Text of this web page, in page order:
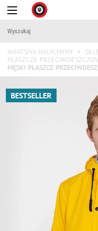
AVIATSIYA HALYCHYNY
PŁASZCZE
MĘSKI PŁASZCZ
BESTSELLER